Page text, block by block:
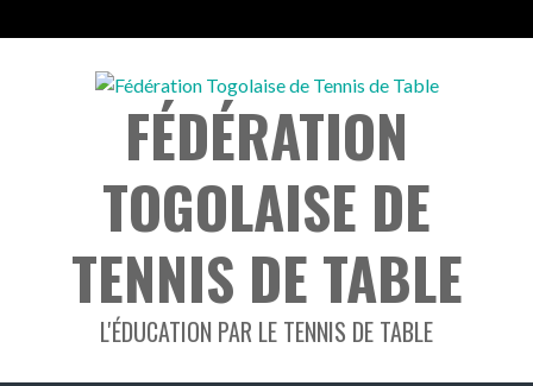
FÉDÉRATION
TOGOLAISE DE
TENNIS DE TABLE
L'ÉDUCATION PAR LE TENNIS DE TABLE